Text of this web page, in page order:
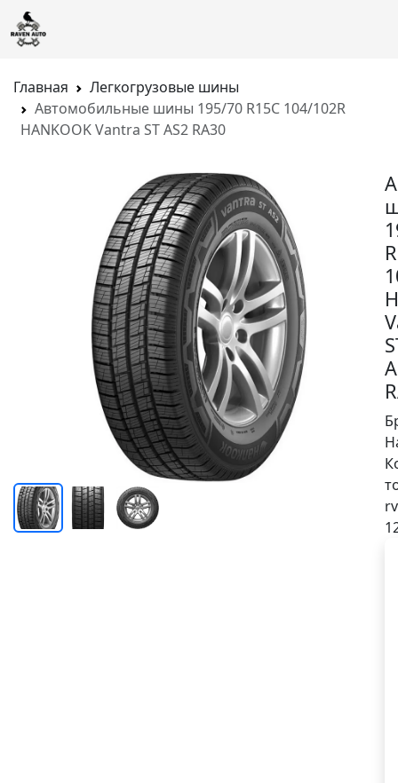
Главная
Легкогрузовые шины
Автомобильные шины 195/70 R15C 104/102R
HANKOOK Vantra ST AS2 RA30